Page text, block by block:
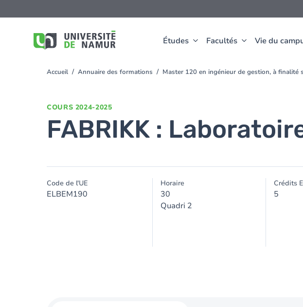
Études Facultés Vie du
au
You
Accueil Annuaire des formations Master 120 en ingénieur de gestion, à finalité
COURS 2024-2025
FABRIKK :
Code de l'UE
ELBEM190
Horaire
30
Quadri 2
Crédits
5